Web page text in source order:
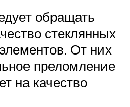
обращать
стеклянных
От них
преломление
на качество